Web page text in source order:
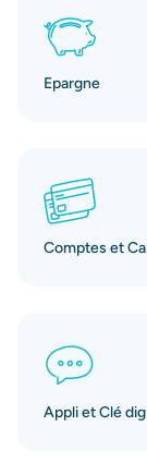
Epargne
Comptes et
Appli et Clé